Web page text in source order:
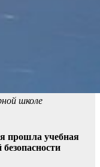
школе
прошла учебная